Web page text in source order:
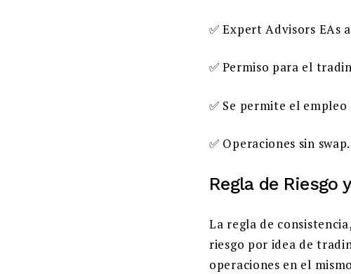
✅ Expert Advisors EAs
✅ Permiso para el
✅ Se permite el
✅ Operaciones sin swap.
Regla de Riesgo
La regla de
riesgo por idea de
operaciones en el